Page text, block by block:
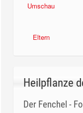
Umschau
Eltern
Heilpflanze
Der Fenchel -